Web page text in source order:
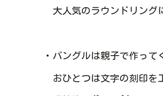
大人気のラウンドリング
・バングルは親子で作って
おひとつは文字の刻印を